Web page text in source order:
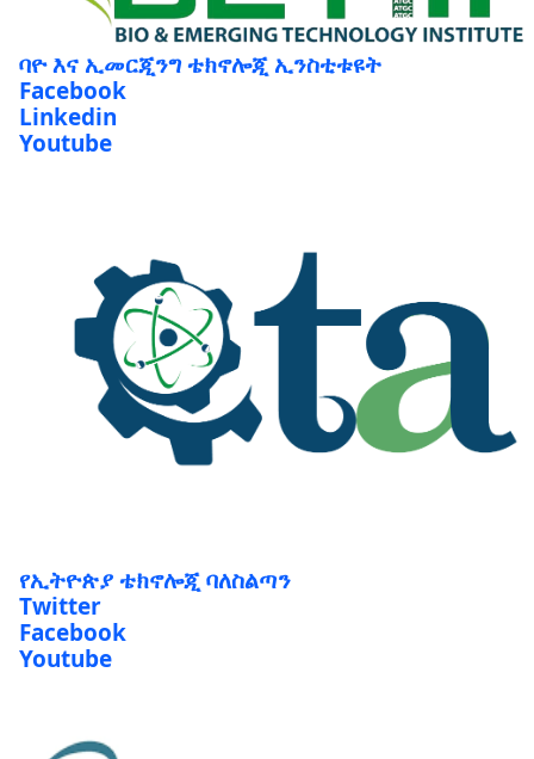
ባዮ እና ኢመርጂንግ ቴክኖሎጂ ኢንስቲቱዩት
Facebook
Linkedin
Youtube
የኢትዮጵያ ቴክኖሎጂ ባለስልጣን
Twitter
Facebook
Youtube